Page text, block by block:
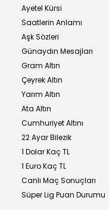
Ayetel Kürsi
Saatlerin Anlamı
Aşk Sözleri
Günaydın Mesajları
Gram Altın
Çeyrek Altın
Yarım Altın
Ata Altın
Cumhuriyet Altını
22 Ayar Bilezik
1 Dolar Kaç TL
1 Euro Kaç TL
Canlı Maç Sonuçları
Süper Lig Puan Durumu